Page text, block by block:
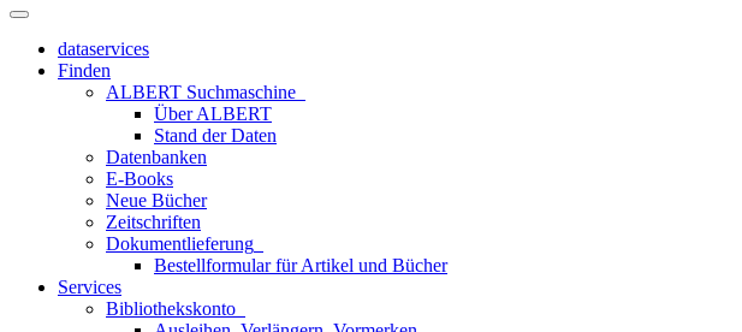
dataservices
Finden
ALBERT Suchmaschine
Über ALBERT
Stand der Daten
Datenbanken
E-Books
Neue Bücher
Zeitschriften
Dokumentlieferung
Bestellformular für Artikel und Bücher
Services
Bibliothekskonto